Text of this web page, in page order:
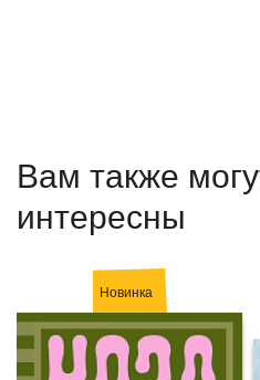
Вам также
интересны
Новинка